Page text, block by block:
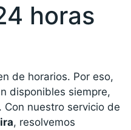
horas
de horarios. Por eso,
disponibles siempre,
nuestro servicio de
, resolvemos